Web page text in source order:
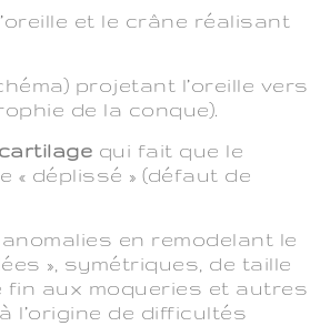
et le crâne réalisant
projetant l’oreille vers
de la conque).
qui fait que le
« déplissé » (défaut de
en remodelant le
», symétriques, de taille
fin aux moqueries et autres
l’origine de difficultés